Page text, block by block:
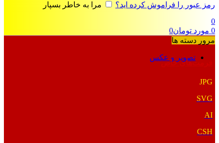
رمز عبور را فراموش کرده اید؟
مرا به خاطر بسپار
0
0 مورد تومان0
مرور دسته ها
تصویر و عکس
فرمت‌های خاص
JPG
SVG
AI
CSH